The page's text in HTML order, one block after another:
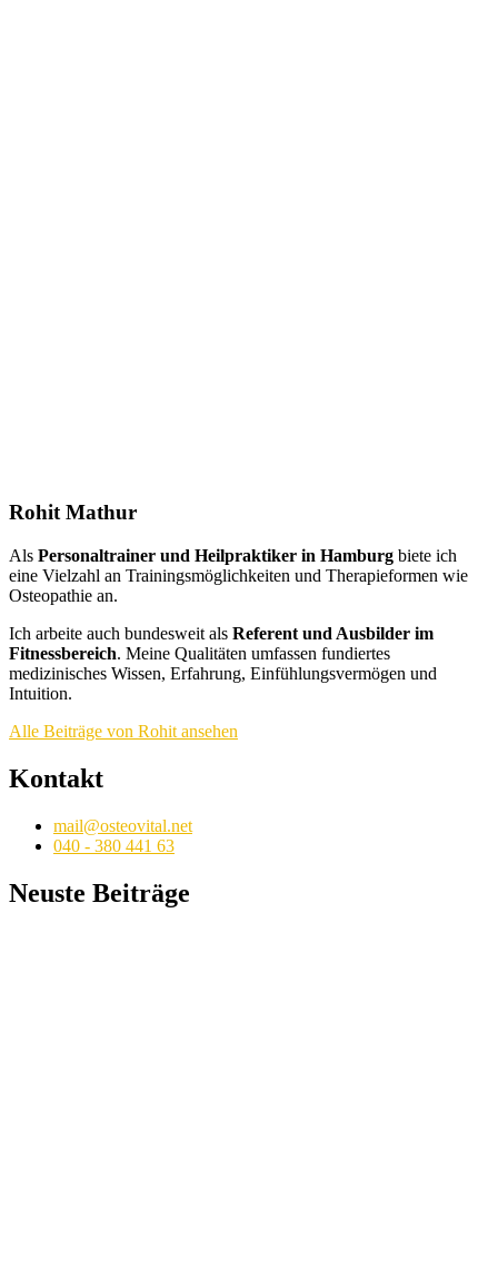
Rohit Mathur
Als Personaltrainer und Heilpraktiker in Hamburg biete ich
eine Vielzahl an Trainingsmöglichkeiten und Therapieformen wie
Osteopathie an.
Ich arbeite auch bundesweit als Referent und Ausbilder im
Fitnessbereich. Meine Qualitäten umfassen fundiertes
medizinisches Wissen, Erfahrung, Einfühlungsvermögen und
Intuition.
Alle Beiträge von Rohit ansehen
Kontakt
mail@osteovital.net
040 - 380 441 63
Neuste Beiträge